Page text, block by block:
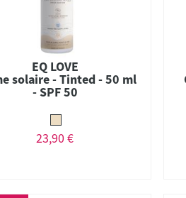
EQ LOVE
solaire - Tinted - 50 ml
- SPF 50
23,90 €